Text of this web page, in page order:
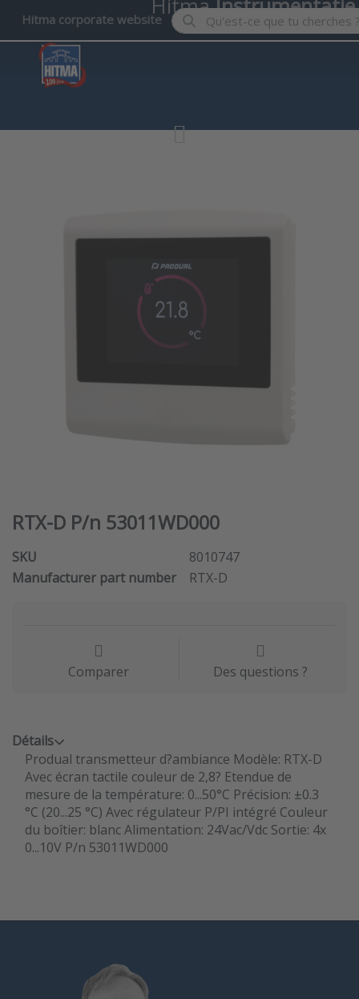
Hitma corporate website Enter a search term. Results
HitmaInstrumentatie
RTX-D P/n 53011WD000
SKU
8010747
Manufacturer part number
RTX-D
Comparer Des questions ?
Détails
Produal transmetteur d?ambiance Modèle: RTX-D
Avec écran tactile couleur de 2,8? Etendue de
mesure de la température: 0...50°C Précision: ±0.3
°C (20...25 °C) Avec régulateur P/PI intégré Couleur
du boîtier: blanc Alimentation: 24Vac/Vdc Sortie: 4x
0...10V P/n 53011WD000